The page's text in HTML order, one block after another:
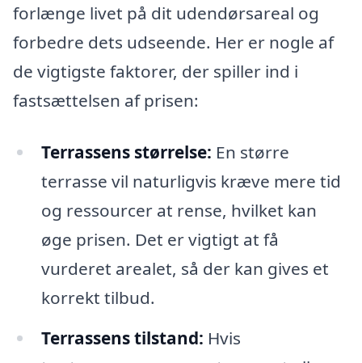
forlænge livet på dit udendørsareal og
forbedre dets udseende. Her er nogle af
de vigtigste faktorer, der spiller ind i
fastsættelsen af prisen:
Terrassens størrelse: En større
terrasse vil naturligvis kræve mere tid
og ressourcer at rense, hvilket kan
øge prisen. Det er vigtigt at få
vurderet arealet, så der kan gives et
korrekt tilbud.
Terrassens tilstand: Hvis